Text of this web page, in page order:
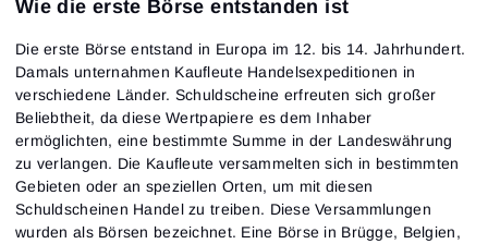
Wie die erste Börse entstanden ist
Die erste Börse entstand in Europa im 12. bis 14. Jahrhundert.
Damals unternahmen Kaufleute Handelsexpeditionen in
verschiedene Länder. Schuldscheine erfreuten sich großer
Beliebtheit, da diese Wertpapiere es dem Inhaber
ermöglichten, eine bestimmte Summe in der Landeswährung
zu verlangen. Die Kaufleute versammelten sich in bestimmten
Gebieten oder an speziellen Orten, um mit diesen
Schuldscheinen Handel zu treiben. Diese Versammlungen
wurden als Börsen bezeichnet. Eine Börse in Brügge, Belgien,